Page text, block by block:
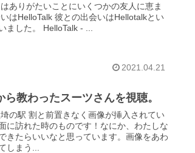
う外国語学習アプリで出会いました。 HelloTalk - ...
2021.04.21
教わったスーツさんを視聴。
に訪れた時のものです！なにか、わたしな
きたらいいなと思っています。画像をあわ
しまう...